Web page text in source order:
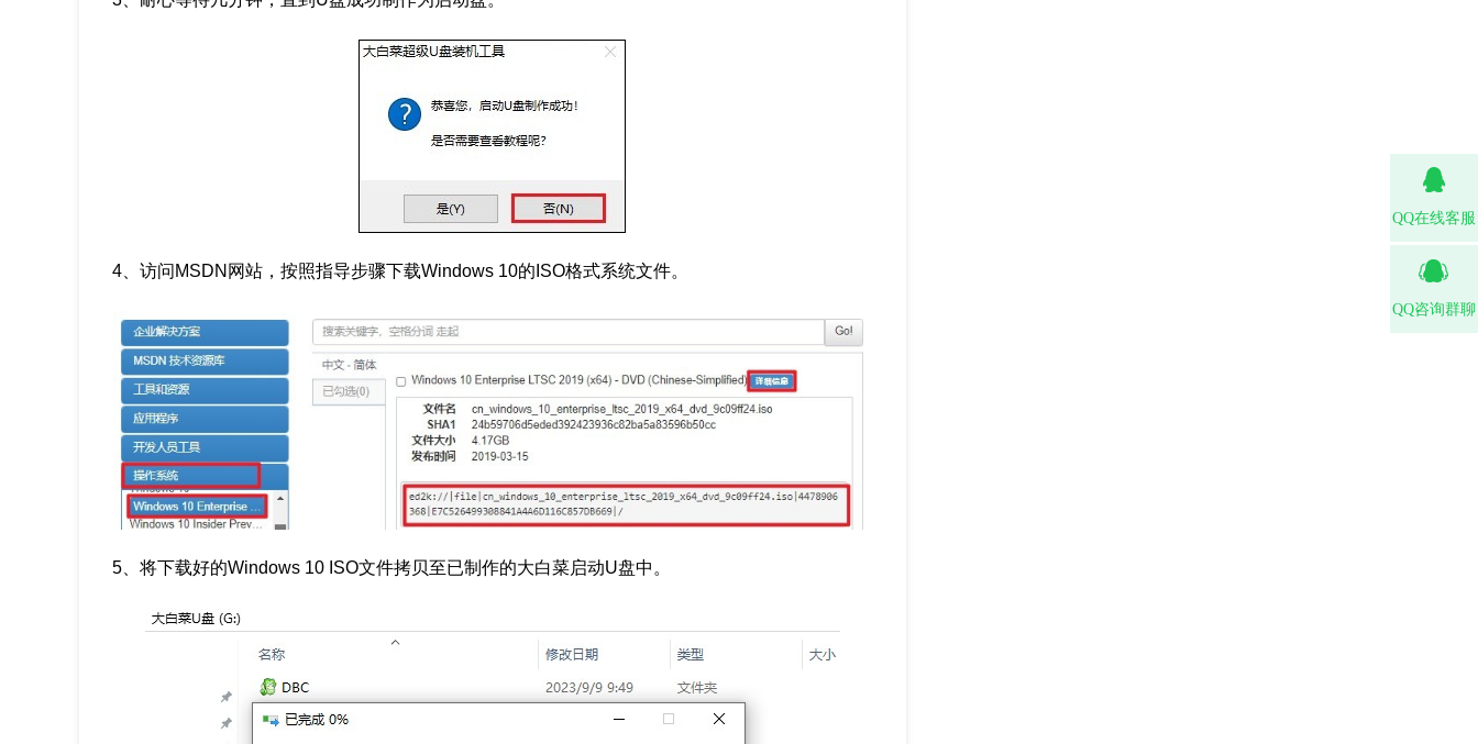
4、访问MSDN网站，按照指导步骤下载Windows 10的ISO格式系统文件。
5、将下载好的Windows 10 ISO文件拷贝至已制作的大白菜启动U盘中。
QQ在线客服
QQ咨询群聊